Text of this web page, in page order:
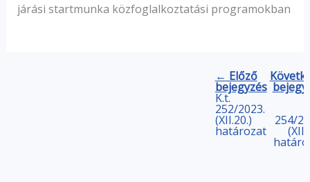
járási startmunka közfoglalkoztatási programokban
← Előző
bejegyzés
K.t.
252/2023.
(XII.20.)
határozat
254/